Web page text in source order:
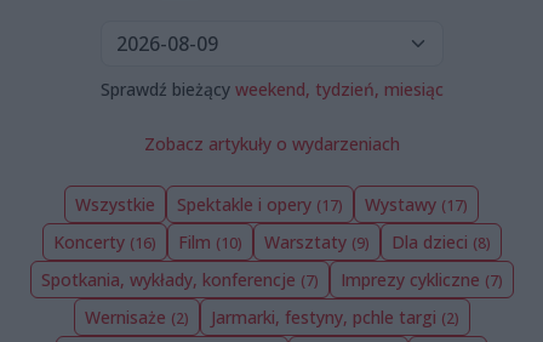
Sprawdź bieżący weekend, tydzień, miesiąc
Zobacz artykuły o wydarzeniach
Wszystkie Spektakle i opery (17) Wystawy (17)
Koncerty (16) Film (10) Warsztaty (9) Dla dzieci (8)
Spotkania, wykłady, konferencje (7) Imprezy cykliczne (7)
Wernisaże (2) Jarmarki, festyny, pchle targi (2)